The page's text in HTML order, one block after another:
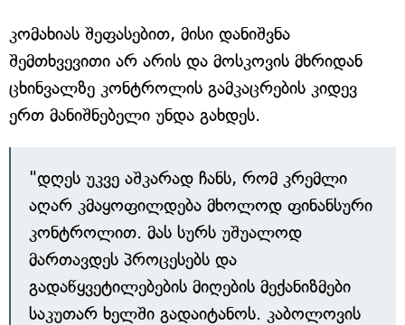
კომახიას შეფასებით, მისი დანიშვნა
შემთხვევითი არ არის და მოსკოვის მხრიდან
ცხინვალზე კონტროლის გამკაცრების კიდევ
ერთ მანიშნებელი უნდა გახდეს.
"დღეს უკვე აშკარად ჩანს, რომ კრემლი
აღარ კმაყოფილდება მხოლოდ ფინანსური
კონტროლით. მას სურს უშუალოდ
მართავდეს პროცესებს და
გადაწყვეტილებების მიღების მექანიზმები
საკუთარ ხელში გადაიტანოს. კაბოლოვის